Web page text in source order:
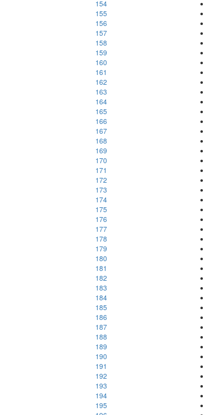
154
155
156
157
158
159
160
161
162
163
164
165
166
167
168
169
170
171
172
173
174
175
176
177
178
179
180
181
182
183
184
185
186
187
188
189
190
191
192
193
194
195